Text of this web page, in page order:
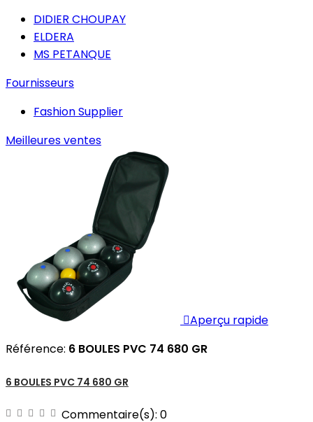
DIDIER CHOUPAY
ELDERA
MS PETANQUE
Fournisseurs
Fashion Supplier
Meilleures ventes
Aperçu rapide
Référence: 6 BOULES PVC 74 680 GR
6 BOULES PVC 74 680 GR
Commentaire(s): 0